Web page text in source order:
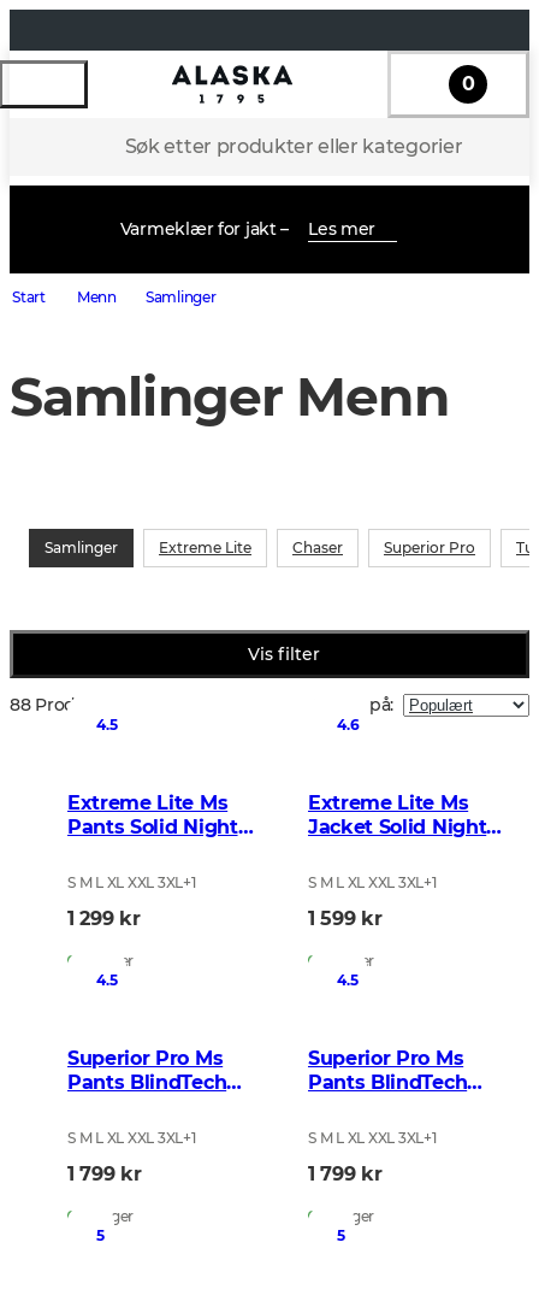
Søk etter produkter eller kategorier
0
Varmeklær for jakt – Les mer
Start Menn Samlinger
Samlinger Menn
Samlinger Extreme Lite Chaser Superior Pro
Vis filter
88 Produkter Sorter på:
4.5
Extreme Lite Ms
Pants Solid Night
S M L XL XXL 3XL+1
1 299 kr
På lager
4.6
Extreme Lite Ms
Jacket Solid Night
S M L XL XXL 3XL+1
1 599 kr
På lager
4.5
Superior Pro Ms
Pants BlindTech
S M L XL XXL 3XL+1
1 799 kr
På lager
4.5
Superior Pro Ms
Pants BlindTech
S M L XL XXL 3XL+1
1 799 kr
På lager
5
5